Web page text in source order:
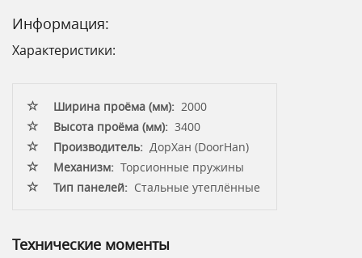
Информация:
Характеристики:
Ширина проёма (мм): 2000
Высота проёма (мм): 3400
Производитель: ДорХан (DoorHan)
Механизм: Торсионные пружины
Тип панелей: Стальные утеплённые
Технические моменты